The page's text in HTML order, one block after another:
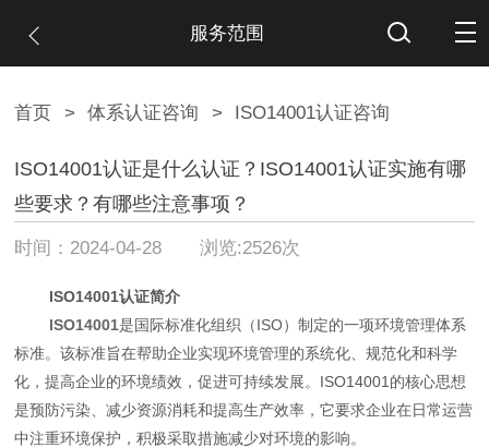
服务范围
首页 > 体系认证咨询 > ISO14001认证咨询
ISO14001认证是什么认证？ISO14001认证实施有哪
些要求？有哪些注意事项？
时间：2024-04-28 浏览:2526次
ISO14001认证简介
ISO14001是国际标准化组织（ISO）制定的一项环境管理体系
标准。该标准旨在帮助企业实现环境管理的系统化、规范化和科学
化，提高企业的环境绩效，促进可持续发展。ISO14001的核心思想
是预防污染、减少资源消耗和提高生产效率，它要求企业在日常运营
中注重环境保护，积极采取措施减少对环境的影响。